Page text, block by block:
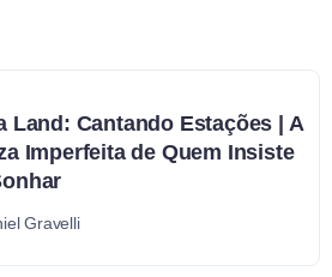
Land: Cantando Estações | A
Imperfeita de Quem Insiste
Gravelli